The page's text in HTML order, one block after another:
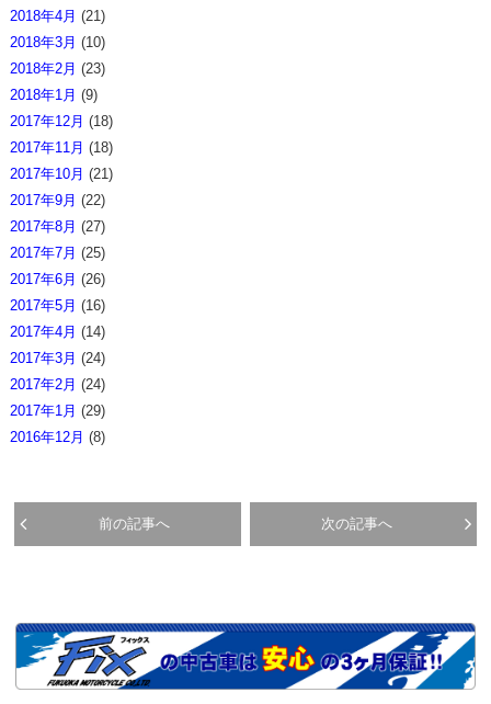
2018年4月 (21)
2018年3月 (10)
2018年2月 (23)
2018年1月 (9)
2017年12月 (18)
2017年11月 (18)
2017年10月 (21)
2017年9月 (22)
2017年8月 (27)
2017年7月 (25)
2017年6月 (26)
2017年5月 (16)
2017年4月 (14)
2017年3月 (24)
2017年2月 (24)
2017年1月 (29)
2016年12月 (8)
前の記事へ 次の記事へ